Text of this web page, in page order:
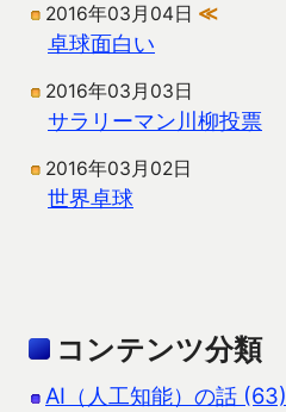
2016年03月04日 ≪
卓球面白い
2016年03月03日
サラリーマン川柳投票
2016年03月02日
世界卓球
コンテンツ分類
AI（人工知能）の話 (63)